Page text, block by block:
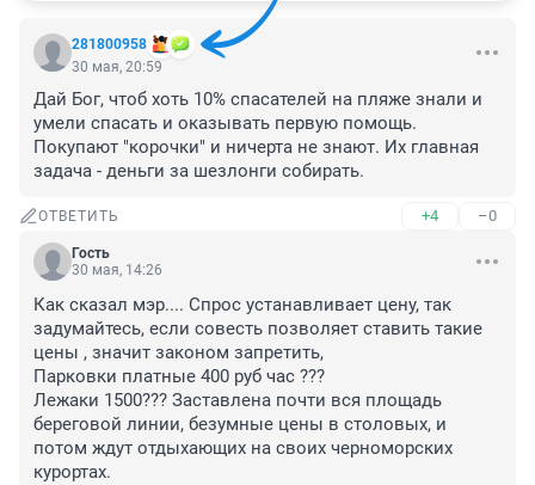
281800958
30 мая, 20:59
Дай Бог, чтоб хоть 10% спасателей на пляже знали и
умели спасать и оказывать первую помощь.
Покупают "корочки" и ничерта не знают. Их главная
задача - деньги за шезлонги собирать.
ОТВЕТИТЬ +4 –0
Гость
30 мая, 14:26
Как сказал мэр.... Спрос устанавливает цену, так
задумайтесь, если совесть позволяет ставить такие
цены , значит законом запретить,
Парковки платные 400 руб час ???
Лежаки 1500??? Заставлена почти вся площадь
береговой линии, безумные цены в столовых, и
потом ждут отдыхающих на своих черноморских
курортах.